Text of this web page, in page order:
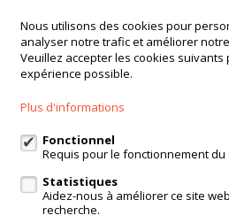
info@verstraeten.immo
Conditions Vie privée
website par FW4
Nous utilisons des cookies pour
analyser notre trafic et améliorer
Veuillez accepter les cookies
expérience possible.
Plus d'informations
Fonctionnel
Requis pour le fonctionnement du
Statistiques
Aidez-nous à améliorer ce site
recherche.